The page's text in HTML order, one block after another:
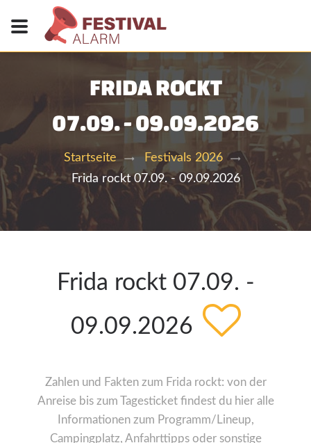
FRIDA ROCKT
07.09. - 09.09.2026
Startseite
Festivals 2026
Frida rockt 07.09. - 09.09.2026
Frida rockt 07.09. -
09.09.2026
Zahlen und Fakten zum Frida rockt: von der
Anreise bis zum Tagesticket findest du hier alle
Informationen zum Programm/Lineup,
Campingplatz, Anfahrttipps oder sonstige